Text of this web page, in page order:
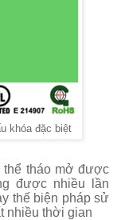
khóa đặc biệt
tháo mở được
được nhiều lần
thế biện pháp sử
nhiều thời gian